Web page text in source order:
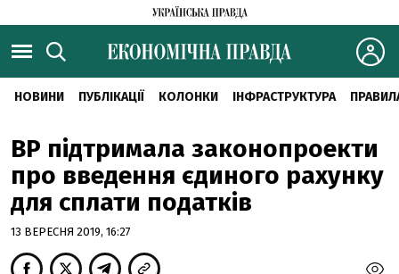
НОВИНИ ПУБЛІКАЦІЇ КОЛОНКИ ІНФРАСТРУКТУРА
ВР підтримала законопроекти
про введення єдиного рахунку
для сплати податків
13 ВЕРЕСНЯ 2019, 16:27